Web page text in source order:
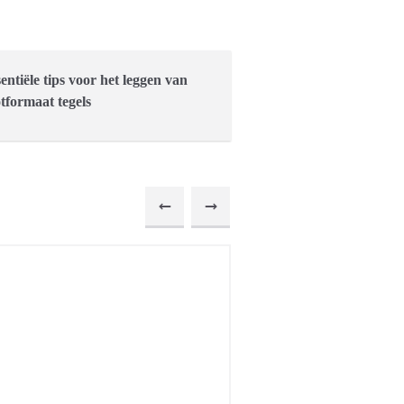
tips voor het leggen van
tegels